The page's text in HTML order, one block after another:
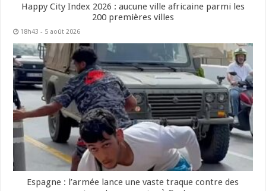
Happy City Index 2026 : aucune ville africaine parmi les
200 premières villes
18h43 - 5 août 2026
Espagne : l’armée lance une vaste traque contre des